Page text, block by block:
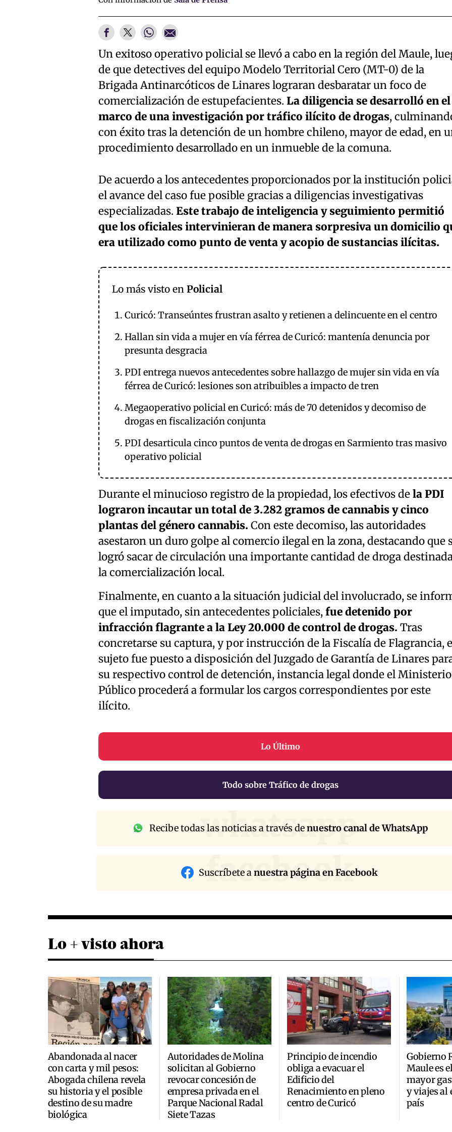
Un exitoso operativo policial se llevó a cabo en la región del Maule,
de que detectives del equipo Modelo Territorial Cero (MT-0) de la
Brigada Antinarcóticos de Linares lograran desbaratar un foco de
comercialización de estupefacientes. La diligencia se desarrolló en el
marco de una investigación por tráfico ilícito de drogas,
con éxito tras la detención de un hombre chileno, mayor de edad, en
procedimiento desarrollado en un inmueble de la comuna.
De acuerdo a los antecedentes proporcionados por la institución
el avance del caso fue posible gracias a diligencias investigativas
especializadas. Este trabajo de inteligencia y seguimiento permitió
que los oficiales intervinieran de manera sorpresiva un domicilio
era utilizado como punto de venta y acopio de sustancias ilícitas.
Lo más visto en Policial
Curicó: Transeúntes frustran asalto y retienen a delincuente en el centro
Hallan sin vida a mujer en vía férrea de Curicó: mantenía denuncia por
presunta desgracia
PDI entrega nuevos antecedentes sobre hallazgo de mujer sin vida en vía
férrea de Curicó: lesiones son atribuibles a impacto de tren
Megaoperativo policial en Curicó: más de 70 detenidos y decomiso de
drogas en fiscalización conjunta
PDI desarticula cinco puntos de venta de drogas en Sarmiento tras masivo
operativo policial
Durante el minucioso registro de la propiedad, los efectivos dela PDI
lograron incautar un total de 3.282 gramos de cannabis y cinco
plantas del género cannabis. Con este decomiso, las autoridades
asestaron un duro golpe al comercio ilegal en la zona, destacando que
logró sacar de circulación una importante cantidad de droga
la comercialización local.
Finalmente, en cuanto a la situación judicial del involucrado, se
que el imputado, sin antecedentes policiales,fue detenido por
infracción flagrante a la Ley 20.000 de control de drogas. Tras
concretarse su captura, y por instrucción de la Fiscalía de Flagrancia,
sujeto fue puesto a disposición del Juzgado de Garantía de Linares
su respectivo control de detención, instancia legal donde el Ministerio
Público procederá a formular los cargos correspondientes por este
ilícito.
Lo Último
Todo sobre Tráfico de drogas
whatsapp
Recibe todas las noticias a través denuestro canal de WhatsApp
facebook
Suscríbete anuestra página en Facebook
Lo + visto ahora
Abandonada al nacer
con carta y mil pesos:
Abogada chilena revela
su historia y el posible
destino de su madre
biológica
Autoridades de Molina
solicitan al Gobierno
revocar concesión de
empresa privada en el
Parque Nacional Radal
Siete Tazas
Principio de incendio
obliga a evacuar el
Edificio del
Renacimiento en pleno
centro de Curicó
Gobierno
Maule es
mayor
y viajes al
país